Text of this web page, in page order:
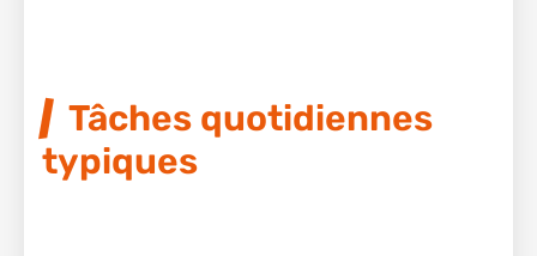
Tâches quotidiennes
typiques